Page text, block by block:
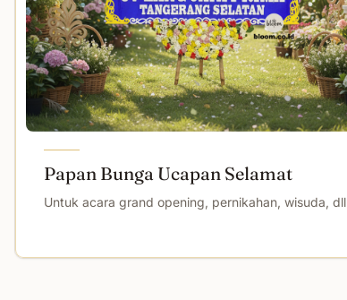
Papan Bunga Ucapan Selamat
Untuk acara grand opening, pernikahan, wisuda, dll